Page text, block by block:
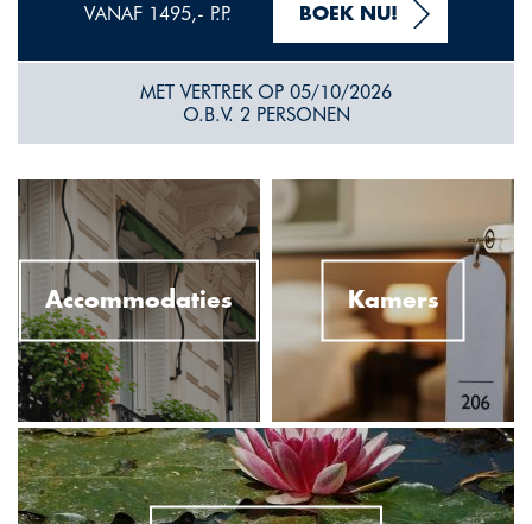
VANAF 1495,- P.P. BOEK NU!
MET VERTREK OP 05/10/2026
O.B.V. 2 PERSONEN
Accommodaties Kamers